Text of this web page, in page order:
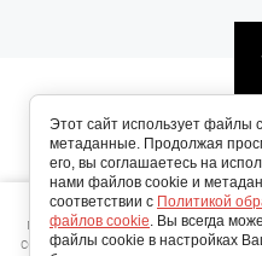
© 2023 “KPD-URAL” ИП
Политика
Этот сайт использует файлы
просматривать его, вы
cookie и метаданных в
Этот сайт использует файлы
метаданные. Продолжая
его, вы соглашаетесь на
нами файлов cookie и
соответствии с Политикой
файлов cookie. Вы всегда
файлы cookie в настройках